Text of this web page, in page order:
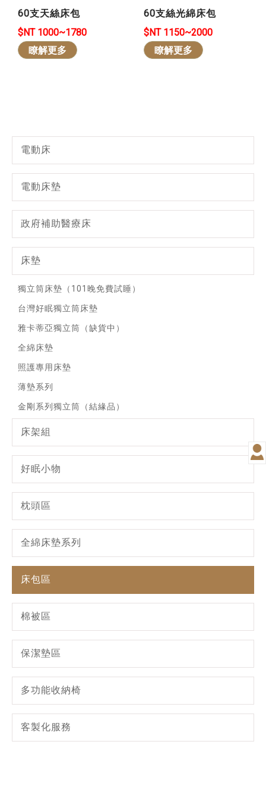
電動床
電動床墊
政府補助醫療床
床墊
獨立筒床墊（101晚免費試睡）
台灣好眠獨立筒床墊
雅卡蒂亞獨立筒（缺貨中）
全綿床墊
照護專用床墊
薄墊系列
金剛系列獨立筒（結緣品）
床架組
好眠小物
枕頭區
全綿床墊系列
床包區
棉被區
保潔墊區
多功能收納椅
客製化服務
60支天絲床包
$NT 1000~1780
瞭解更多
60支絲光綿床包
$NT 1150~2000
瞭解更多